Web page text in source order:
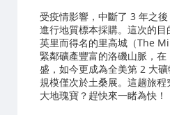
受疫情影響，中斷了 3 年之
進行地質標本採購。這次的目
英里而得名的里高城（The
緊鄰礦產豐富的洛磯山脈，
盛，如今更成為全美第 2 大礦
規模僅次於土桑展。這趟旅
大地瑰寶？趕快來一睹為快！